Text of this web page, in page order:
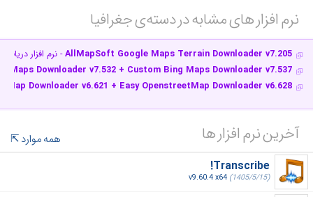
نرم افزار های مشابه در دسته‌ی‌ جغرافیا‎
AllMapSoft Google Maps Terrain Downloader v7.205- نرم افزار
Maps Downloader v7.532 + Custom Bing Maps Downloader v7.537
Downloader v6.621 + Easy OpenstreetMap Downloader v6.628
آخرین نرم افزار ها
همه موارد
Transcribe!
v9.60.4 x64 (1405/5/15)